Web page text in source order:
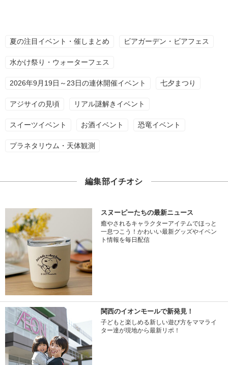
夏の注目イベント・催しまとめ ビアガーデン・ビアフェス
水かけ祭り・ウォーターフェス
2026年9月19日～23日の連休開催イベント 七夕まつり
アジサイの見頃 リアル謎解きイベント
スイーツイベント お酒イベント 恐竜イベント
プラネタリウム・天体観測
編集部イチオシ
スヌーピーたちの最新ニュース
癒やされるキャラクターアイテムでほっと
一息つこう！かわいい最新グッズやイベン
ト情報を毎日配信
関西のイオンモールで新発見！
子どもと楽しめる新しい遊び方をママライ
ター達が現地から最新リポ！